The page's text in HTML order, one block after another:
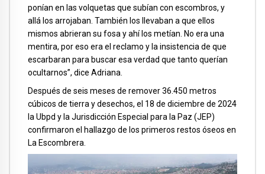
ponían en las volquetas que subían con escombros, y
allá los arrojaban. También los llevaban a que ellos
mismos abrieran su fosa y ahí los metían. No era una
mentira, por eso era el reclamo y la insistencia de que
escarbaran para buscar esa verdad que tanto querían
ocultarnos”, dice Adriana.
Después de seis meses de remover 36.450 metros
cúbicos de tierra y desechos, el 18 de diciembre de 2024
la Ubpd y la Jurisdicción Especial para la Paz (JEP)
confirmaron el hallazgo de los primeros restos óseos en
La Escombrera.